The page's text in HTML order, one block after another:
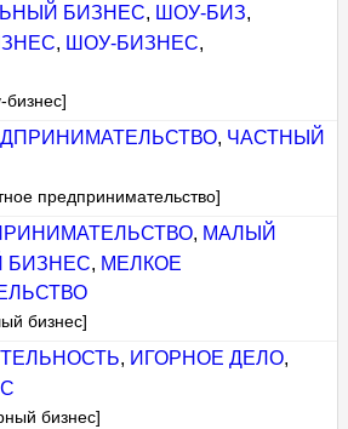
БИЗНЕС, ШОУ-БИЗ,
, ШОУ-БИЗНЕС,
, ЧАСТНЫЙ
предпринимательство]
, МАЛЫЙ
БИЗНЕС, МЕЛКОЕ
бизнес]
, ИГОРНОЕ ДЕЛО,
бизнес]